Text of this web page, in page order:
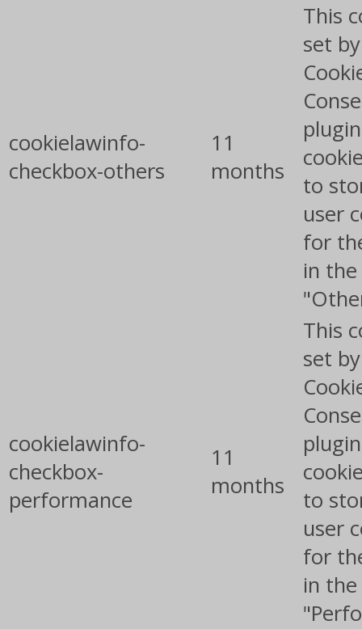
cookielawinfo-
checkbox-others
11
months
This
set
to
user
for
in
cookielawinfo-
checkbox-
performance
11
months
This
set
to
user
for
in